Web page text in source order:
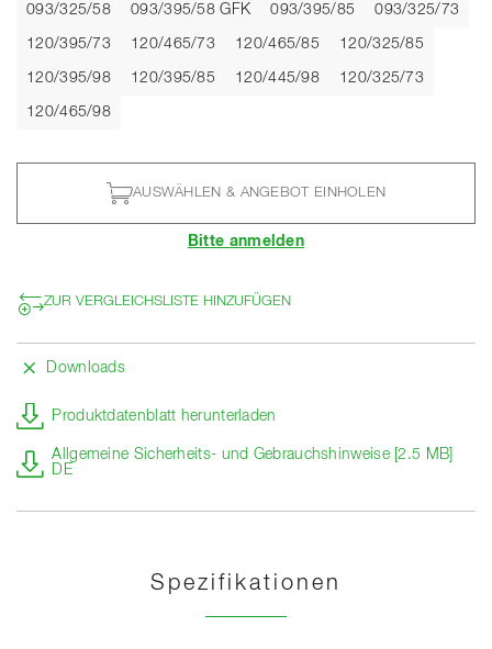
093/325/58 093/395/58 GFK 093/395/85 093/325/73
120/395/73 120/465/73 120/465/85 120/325/85
120/395/98 120/395/85 120/445/98 120/325/73
120/465/98
AUSWÄHLEN & ANGEBOT EINHOLEN
Bitte anmelden
ZUR VERGLEICHSLISTE HINZUFÜGEN
Downloads
Produktdatenblatt herunterladen
Allgemeine Sicherheits- und Gebrauchshinweise [2.5 MB]
DE
Spezifikationen